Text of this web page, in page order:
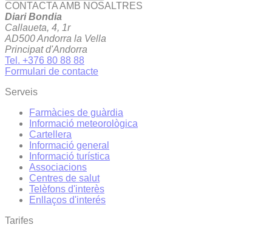
CONTACTA AMB NOSALTRES
Diari Bondia
Callaueta, 4, 1r
AD500 Andorra la Vella
Principat d'Andorra
Tel. +376 80 88 88
Formulari de contacte
Serveis
Farmàcies de guàrdia
Informació meteorològica
Cartellera
Informació general
Informació turística
Associacions
Centres de salut
Telèfons d'interès
Enllaços d'interés
Tarifes